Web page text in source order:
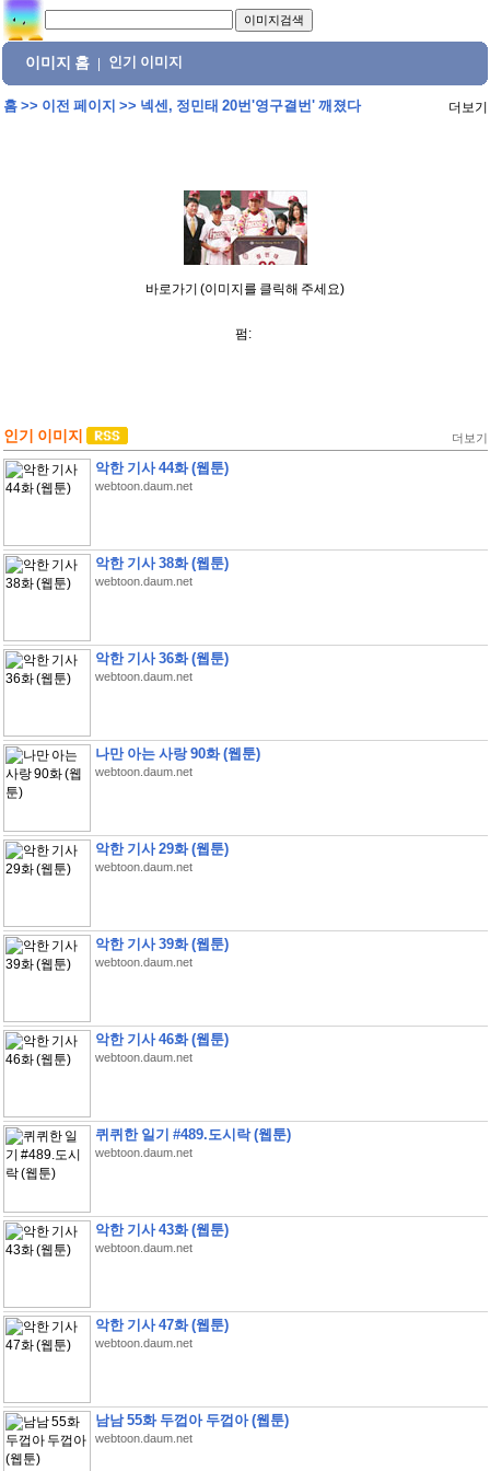
이미지 홈 인기 이미지
홈>> 이전 페이지 >> 넥센, 정민태 20번'영구결번' 깨졌다 더보기
바로가기 (이미지를 클릭해 주세요)
펌:
인기 이미지 더보기
악한 기사 44화 (웹툰)
webtoon.daum.net
악한 기사 38화 (웹툰)
webtoon.daum.net
악한 기사 36화 (웹툰)
webtoon.daum.net
나만 아는 사랑 90화 (웹툰)
webtoon.daum.net
악한 기사 29화 (웹툰)
webtoon.daum.net
악한 기사 39화 (웹툰)
webtoon.daum.net
악한 기사 46화 (웹툰)
webtoon.daum.net
퀴퀴한 일기 #489.도시락 (웹툰)
webtoon.daum.net
악한 기사 43화 (웹툰)
webtoon.daum.net
악한 기사 47화 (웹툰)
webtoon.daum.net
남남 55화 두껍아 두껍아 (웹툰)
webtoon.daum.net